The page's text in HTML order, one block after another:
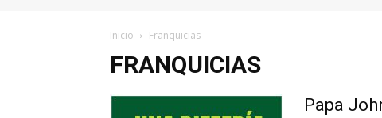
Inicio Franquicias
FRANQUICIAS
Papa